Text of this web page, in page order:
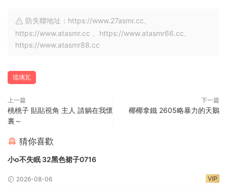
防失聯地址：https://www.27asmr.cc、
https://www.atasmr.cc 、https://www.atasmr66.cc、
https://www.atasmr88.cc
琉璃瓦
上一篇
桃桃子 貼貼視角 主人 請躺在我懷
裏～
下一篇
椰椰拿鐵 2605略暴力的天鵝
猜你喜歡
小o不失眠 32黑色裙子0716
2026-08-06 VIP